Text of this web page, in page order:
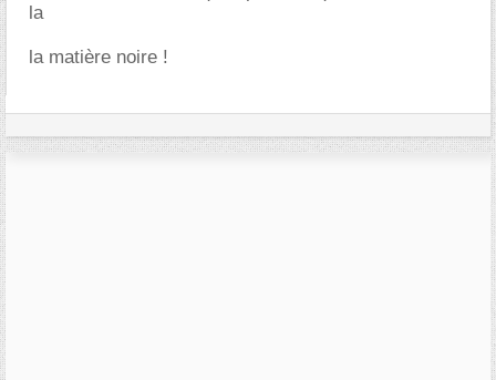
la
la matière noire !